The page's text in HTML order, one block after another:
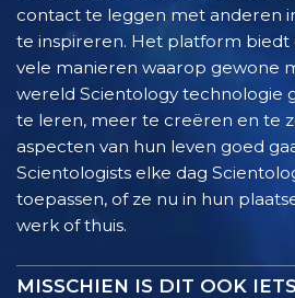
contact te leggen met anderen
te inspireren. Het platform biedt
vele manieren waarop gewone
wereld Scientology technologie
te leren, meer te creëren en te
aspecten van hun leven goed
Scientologists elke dag
toepassen, of ze nu in hun
werk of thuis.
MISSCHIEN IS DIT OOK